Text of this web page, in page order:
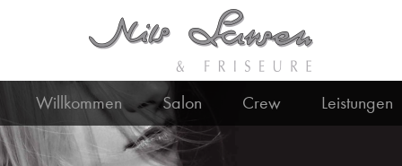
Willkommen Salon Crew Leistungen